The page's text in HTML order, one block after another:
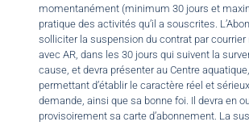
momentanément (minimum 30 jours et
pratique des activités qu’il a souscrites.
solliciter la suspension du contrat par
avec AR, dans les 30 jours qui suivent la
cause, et devra présenter au Centre
permettant d’établir le caractère réel et
demande, ainsi que sa bonne foi. Il devra en
provisoirement sa carte d’abonnement. La